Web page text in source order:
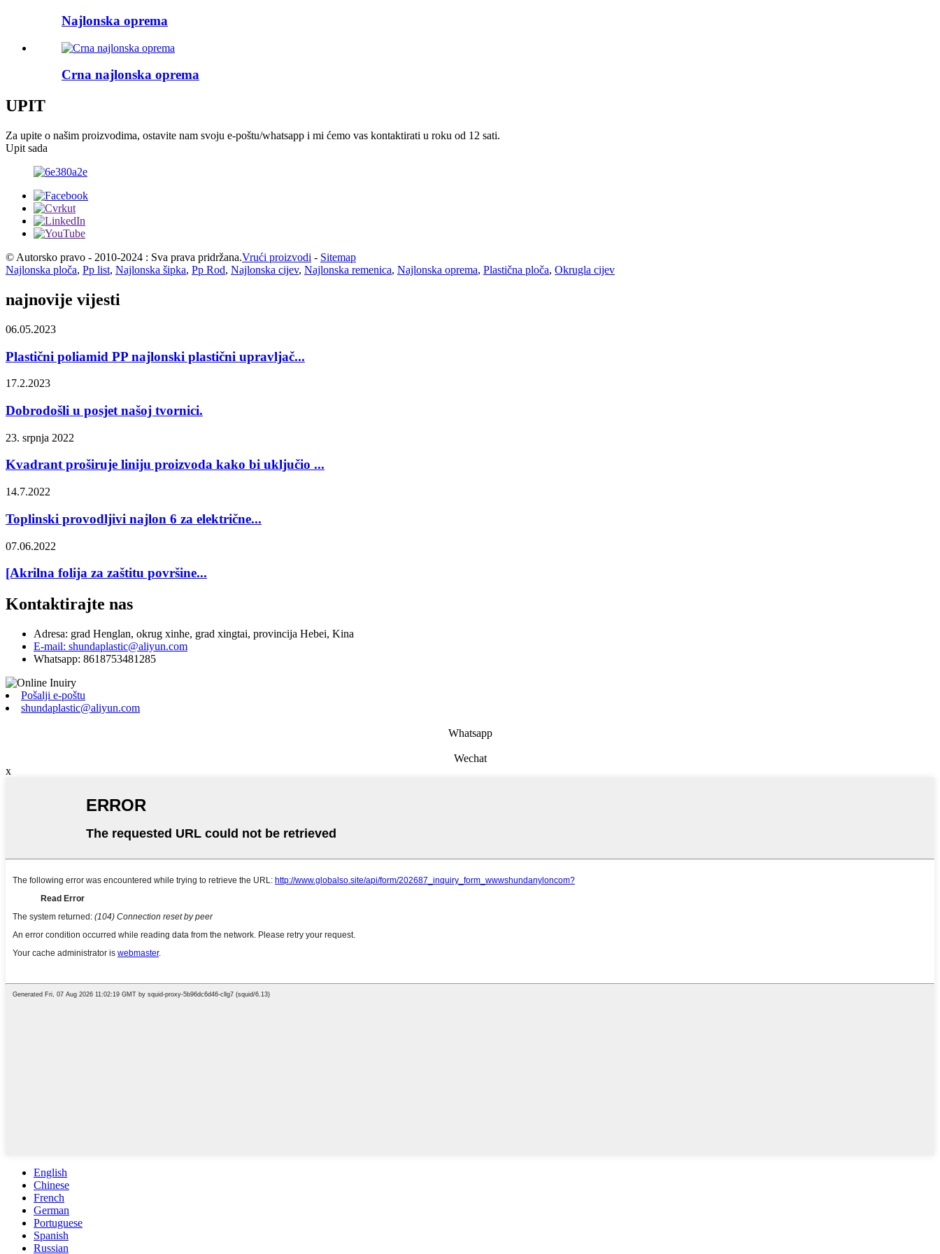
Najlonska oprema
Crna najlonska oprema
UPIT
Za upite o našim proizvodima, ostavite nam svoju e-poštu/whatsapp i mi ćemo vas kontaktirati u roku od 12 sati.
Upit sada
© Autorsko pravo - 2010-2024 : Sva prava pridržana.Vrući proizvodi - Sitemap
Najlonska ploča, Pp list, Najlonska šipka, Pp Rod, Najlonska cijev, Najlonska remenica, Najlonska oprema, Plastična ploča, Okrugla cijev
najnovije vijesti
06.05.2023
Plastični poliamid PP najlonski plastični upravljač...
17.2.2023
Dobrodošli u posjet našoj tvornici.
23. srpnja 2022
Kvadrant proširuje liniju proizvoda kako bi uključio ...
14.7.2022
Toplinski provodljivi najlon 6 za električne...
07.06.2022
[Akrilna folija za zaštitu površine...
Kontaktirajte nas
Adresa: grad Henglan, okrug xinhe, grad xingtai, provincija Hebei, Kina
E-mail: shundaplastic@aliyun.com
Whatsapp: 8618753481285
Pošalji e-poštu
shundaplastic@aliyun.com
Whatsapp
Wechat
x
English
Chinese
French
German
Portuguese
Spanish
Russian